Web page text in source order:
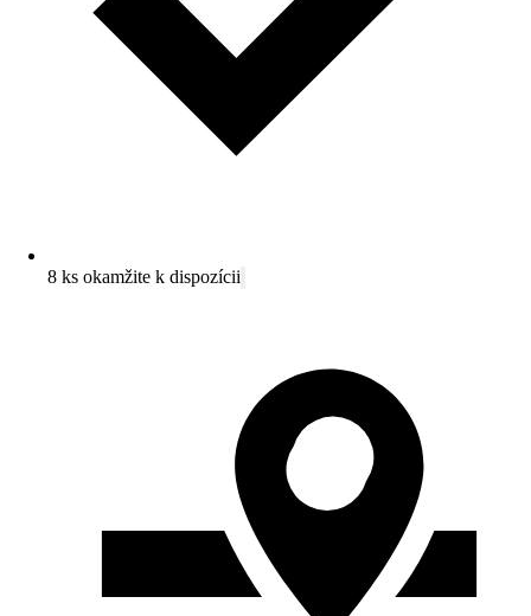
8 ks okamžite k dispozícii